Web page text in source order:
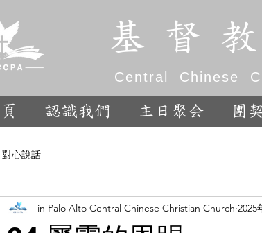
基 督
Central Chinese
認識我們 主日聚会 團
對心說話
in Palo Alto Central Chinese Christian Church 2025